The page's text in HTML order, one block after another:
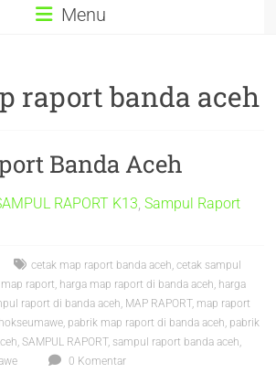
Menu
raport banda aceh
Banda Aceh
RAPORT K13,Sampul Raport
cetak map raport banda aceh,cetak sampul
raport, harga map raport di banda aceh, harga
raport di banda aceh, MAP RAPORT, map raport
, pabrik map raport di banda aceh, pabrik
,SAMPUL RAPORT, sampul raport banda aceh,
0 Komentar